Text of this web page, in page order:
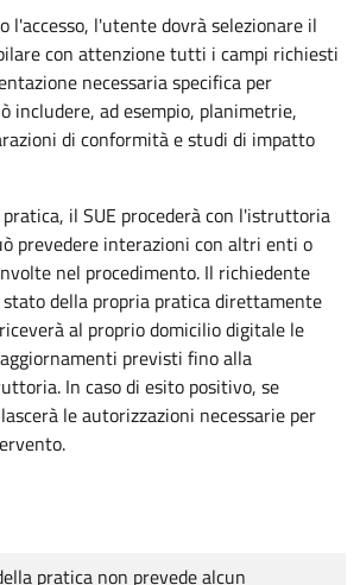
l'accesso, l'utente dovrà selezionare il
con attenzione tutti i campi richiesti
necessaria specifica per
includere, ad esempio, planimetrie,
di conformità e studi di impatto
il SUE procederà con l'istruttoria
prevedere interazioni con altri enti o
nel procedimento. Il richiedente
della propria pratica direttamente
al proprio domicilio digitale le
previsti fino alla
In caso di esito positivo, se
le autorizzazioni necessarie per
pratica non prevede alcun